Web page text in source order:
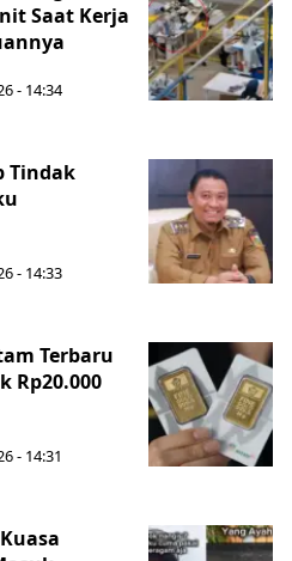
Saat Kerja
- 14:34
Tindak
- 14:33
Terbaru
Rp20.000
- 14:31